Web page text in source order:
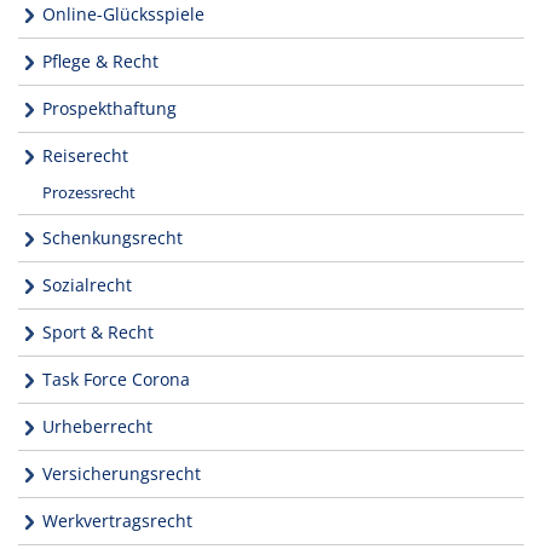
Online-Glücksspiele
Pflege & Recht
Prospekthaftung
Reiserecht
Prozessrecht
Schenkungsrecht
Sozialrecht
Sport & Recht
Task Force Corona
Urheberrecht
Versicherungsrecht
Werkvertragsrecht